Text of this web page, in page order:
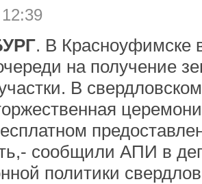
. В Красноуфимске
на получение
В
сообщили АПИ в
политики